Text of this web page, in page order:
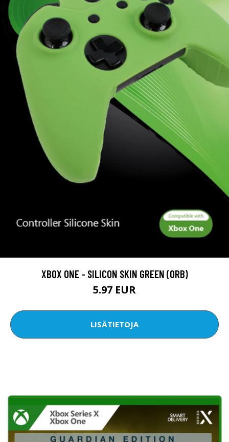
XBOX ONE - SILICON SKIN GREEN (ORB)
5.97 EUR
LISÄTIETOJA